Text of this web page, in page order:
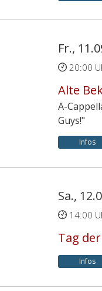
Fr.,
20:00
Alte
A-
Guys!"
Infos
Sa.,
14:00
Tag
Infos